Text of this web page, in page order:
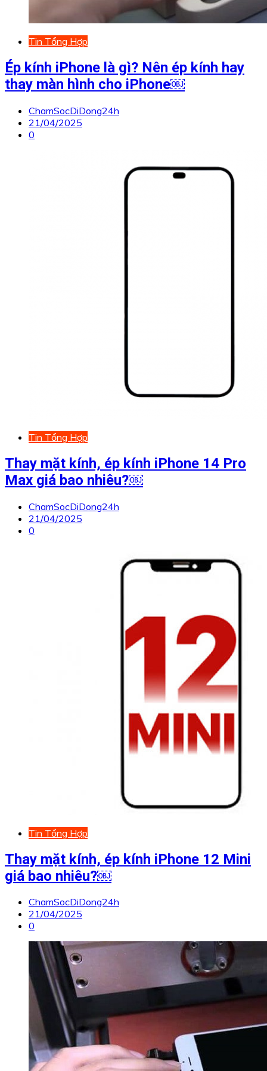
Tin Tổng Hợp
Ép kính iPhone là gì? Nên ép kính hay
thay màn hình cho iPhone￼
ChamSocDiDong24h
21/04/2025
0
Tin Tổng Hợp
Thay mặt kính, ép kính iPhone 14 Pro
Max giá bao nhiêu?￼
ChamSocDiDong24h
21/04/2025
0
Tin Tổng Hợp
Thay mặt kính, ép kính iPhone 12 Mini
giá bao nhiêu?￼
ChamSocDiDong24h
21/04/2025
0